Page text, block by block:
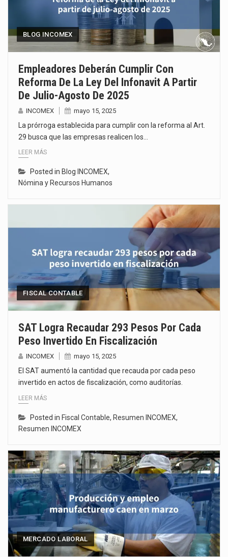
BLOG INCOMEX
Empleadores Deberán Cumplir Con
Reforma De La Ley Del Infonavit A Partir
De Julio-Agosto De 2025
INCOMEX mayo 15, 2025
La prórroga establecida para cumplir con la reforma al Art.
29 busca que las empresas realicen los…
LEER MÁS
Posted in Blog INCOMEX,
Nómina y Recursos Humanos
FISCAL CONTABLE
SAT Logra Recaudar 293 Pesos Por Cada
Peso Invertido En Fiscalización
INCOMEX mayo 15, 2025
El SAT aumentó la cantidad que recauda por cada peso
invertido en actos de fiscalización, como auditorías.
LEER MÁS
Posted in Fiscal Contable, Resumen INCOMEX,
Resumen INCOMEX
MERCADO LABORAL